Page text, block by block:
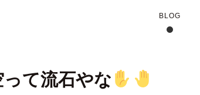
って流石やな
BLOG